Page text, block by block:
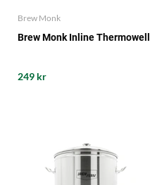
Brew Monk
Brew Monk Inline Thermowell
249 kr